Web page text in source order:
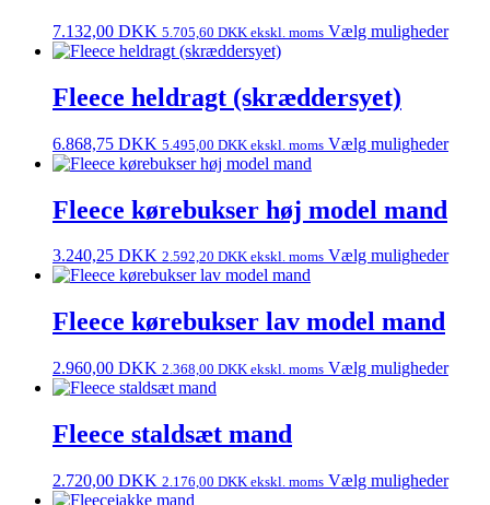
7.132,00 DKK 5.705,60 DKK ekskl. moms Vælg muligheder
Fleece heldragt (skræddersyet)
6.868,75 DKK 5.495,00 DKK ekskl. moms Vælg muligheder
Fleece kørebukser høj model mand
3.240,25 DKK 2.592,20 DKK ekskl. moms Vælg muligheder
Fleece kørebukser lav model mand
2.960,00 DKK 2.368,00 DKK ekskl. moms Vælg muligheder
Fleece staldsæt mand
2.720,00 DKK 2.176,00 DKK ekskl. moms Vælg muligheder